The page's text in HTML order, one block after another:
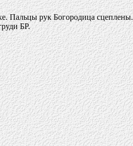
Пальцы рук Богородица сцеплены.
БР.